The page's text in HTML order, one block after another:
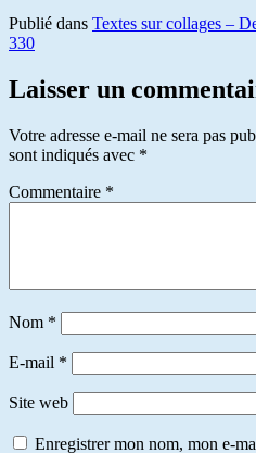
Publié dans Textes sur collages –
330
Laisser un
Votre adresse e-mail ne sera pas
sont indiqués avec *
Commentaire *
Nom *
E-mail *
Site web
Enregistrer mon nom, mon e-